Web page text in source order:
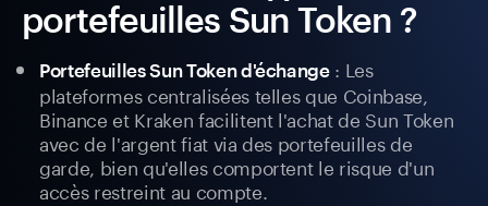
portefeuilles Sun Token ?
Portefeuilles Sun Token d'échange: Les
plateformes centralisées telles que Coinbase,
Binance et Kraken facilitent l'achat de Sun Token
avec de l'argent fiat via des portefeuilles de
garde, bien qu'elles comportent le risque d'un
accès restreint au compte.